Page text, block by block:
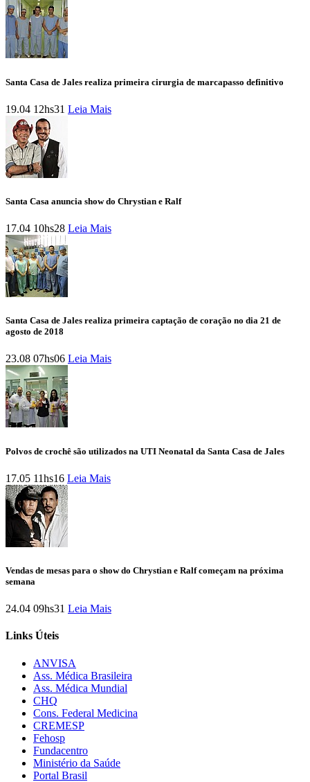
Santa Casa de Jales realiza primeira cirurgia de marcapasso definitivo
19.04 12hs31 Leia Mais
Santa Casa anuncia show do Chrystian e Ralf
17.04 10hs28 Leia Mais
Santa Casa de Jales realiza primeira captação de coração no dia 21 de
agosto de 2018
23.08 07hs06 Leia Mais
Polvos de crochê são utilizados na UTI Neonatal da Santa Casa de Jales
17.05 11hs16 Leia Mais
Vendas de mesas para o show do Chrystian e Ralf começam na próxima
semana
24.04 09hs31 Leia Mais
Links Úteis
ANVISA
Ass. Médica Brasileira
Ass. Médica Mundial
CHQ
Cons. Federal Medicina
CREMESP
Fehosp
Fundacentro
Ministério da Saúde
Portal Brasil